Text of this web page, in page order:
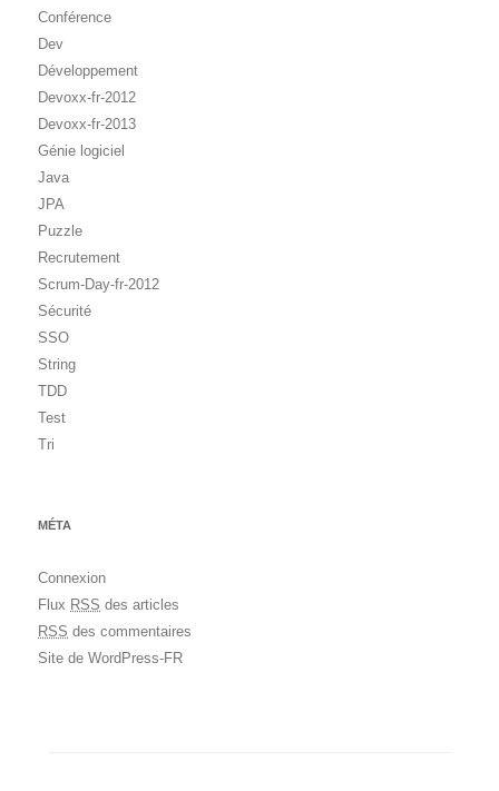
Conférence
Dev
Développement
Devoxx-fr-2012
Devoxx-fr-2013
Génie logiciel
Java
JPA
Puzzle
Recrutement
Scrum-Day-fr-2012
Sécurité
SSO
String
TDD
Test
Tri
MÉTA
Connexion
Flux RSS des articles
RSS des commentaires
Site de WordPress-FR